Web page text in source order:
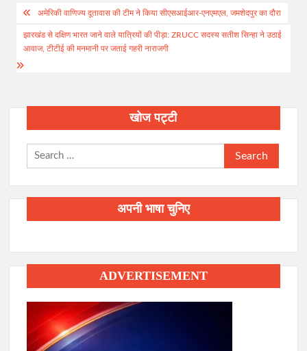
Post
navigation
अमेरिकी वाणिज्य दूतावास की टीम ने किया सीएसआईआर-एनएमएल, जमशेदपुर का दौरा
झारखंड से दक्षिण भारत जाने वाले यात्रियों की पीड़ा: ZRUCC सदस्य सतीश सिन्हा ने उठाई
आवाज, टीटीई की मनमानी पर जताई गहरी नाराजगी
खोज पट्टी
Search
for:
अपनी भाषा चुनिए
ADVERTISEMENT